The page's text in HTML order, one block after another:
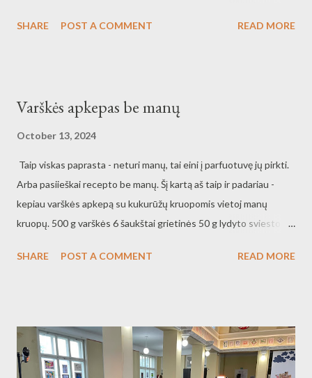
SHARE
POST A COMMENT READ MORE
Varškės apkepas be manų
October 13, 2024
Taip viskas paprasta - neturi manų, tai eini į parfuotuvę jų pirkti.
Arba pasiieškai recepto be manų. Šį kartą aš taip ir padariau -
kepiau varškės apkepą su kukurūžų kruopomis vietoj manų
kruopų. 500 g varškės 6 šaukštai grietinės 50 g lydyto sviesto
kukurūzų kruopų 2 šaukštai miltų Ruošimas identiškas paprastam
nes mano forma keramikinė.
SHARE POST A COMMENT READ MORE